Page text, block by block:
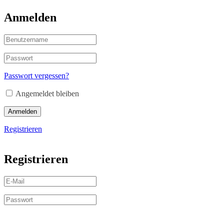
Anmelden
Passwort vergessen?
Angemeldet bleiben
Anmelden
Registrieren
Registrieren